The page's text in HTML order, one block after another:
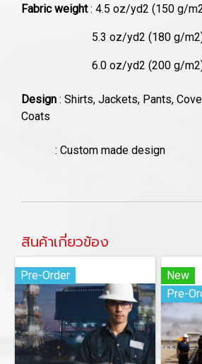
Fabric weight: 4.5 oz/yd2 (150 g/
5.3 oz/yd2 (180 g/
6.0 oz/yd2 (200 g/
Design : Shirts, Jackets, Pants,
Coats
: Custom made design
สินค้าเกี่ยวข้อง
Pre-Order
New
Pre-